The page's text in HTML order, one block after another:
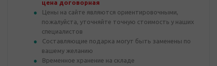
цена договорная
Цены на сайте являются ориентировочными,
пожалуйста, уточняйте точную стоимость у наших
специалистов
Составляющие подарка могут быть заменены по
вашему желанию
Временное хранение на складе